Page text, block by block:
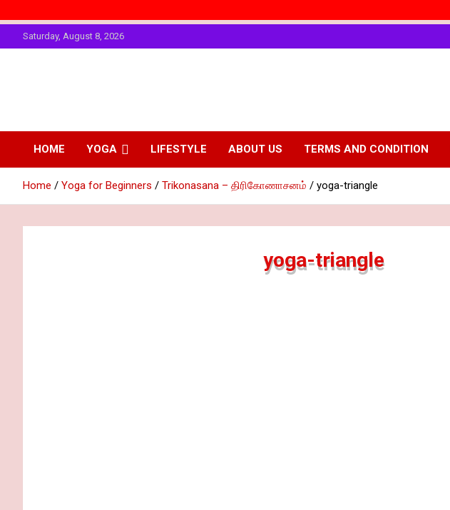
to
Saturday, August 8, 2026
Personality
Fitting
Enhancing
Physical
HOME YOGA LIFESTYLE ABOUT US TERMS AND CONDITION
Home Yoga for Beginners Trikonasana – திரிகோணாசனம் yoga-triangle
yoga-triangle